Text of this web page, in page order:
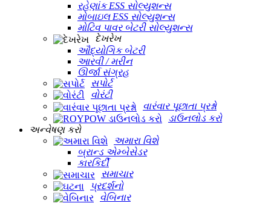
રહેણાંક ESS સોલ્યુશન્સ
મોબાઇલ ESS સોલ્યુશન્સ
મોટિવ પાવર બેટરી સોલ્યુશન્સ
દેખરેખ
ઔદ્યોગિક બેટરી
આરવી / મરીન
ઊર્જા સંગ્રહ
સપોર્ટ
વોરંટી
વારંવાર પૂછાતા પ્રશ્નો
ડાઉનલોડ કરો
અન્વેષણ કરો
અમારા વિશે
બ્રાન્ડ એમ્બેસેડર
કારકિર્દી
સમાચાર
પ્રદર્શનો
વેબિનાર